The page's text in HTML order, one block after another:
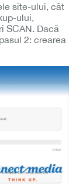
site-ului, cât
ului,
SCAN. Dacă
2: crearea